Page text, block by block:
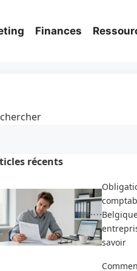
Finances
récents
savoir